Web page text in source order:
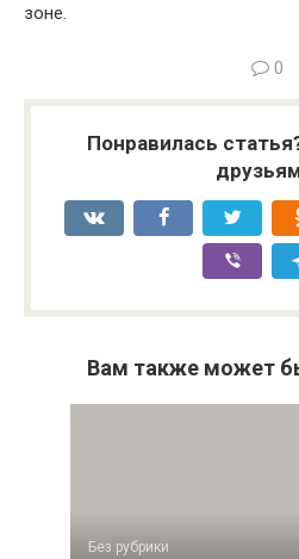
зоне.
0
Понравилась
Вам также может
Без рубрики